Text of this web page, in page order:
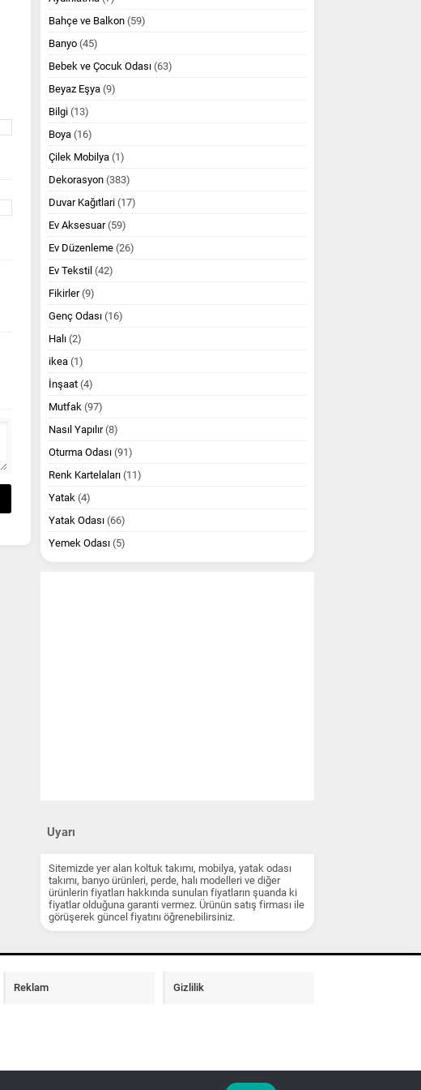
Bahçe ve Balkon (59)
Banyo (45)
Bebek ve Çocuk Odası (63)
Beyaz Eşya (9)
Bilgi (13)
Boya (16)
Çilek Mobilya (1)
Dekorasyon (383)
Duvar Kağıtlari (17)
Ev Aksesuar(59)
Ev Düzenleme (26)
Ev Tekstil (42)
Fikirler(9)
Genç Odası (16)
Halı (2)
ikea (1)
İnşaat (4)
Mutfak (97)
Nasıl Yapılır(8)
Oturma Odası (91)
Renk Kartelaları (11)
Yatak (4)
Yatak Odası (66)
Yemek Odası (5)
Uyarı
Sitemizde yer alan koltuk takımı, mobilya, yatak odası
takımı, banyo ürünleri, perde, halı modelleri ve diğer
ürünlerin fiyatları hakkında sunulan fiyatların şuanda ki
fiyatlar olduğuna garanti vermez. Ürünün satış firması ile
görüşerek güncel fiyatını öğrenebilirsiniz.
Reklam Gizlilik